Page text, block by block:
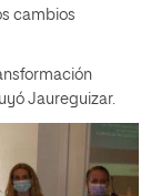
cambios
Jaureguizar.